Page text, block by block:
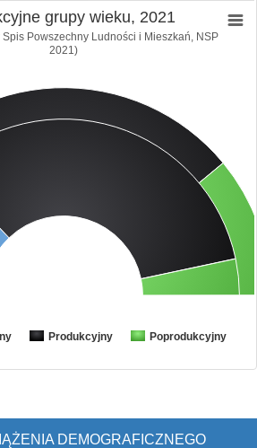
grupy wieku, 2021
Spis Powszechny Ludności i Mieszkań, NSP
2021)
Produkcyjny Poprodukcyjny
DEMOGRAFICZNEGO